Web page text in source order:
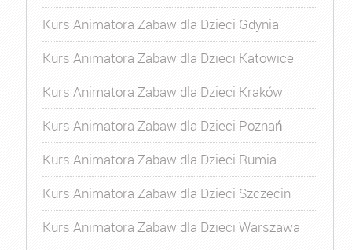
Kurs Animatora Zabaw dla Dzieci Gdynia
Kurs Animatora Zabaw dla Dzieci Katowice
Kurs Animatora Zabaw dla Dzieci Kraków
Kurs Animatora Zabaw dla Dzieci Poznań
Kurs Animatora Zabaw dla Dzieci Rumia
Kurs Animatora Zabaw dla Dzieci Szczecin
Kurs Animatora Zabaw dla Dzieci Warszawa